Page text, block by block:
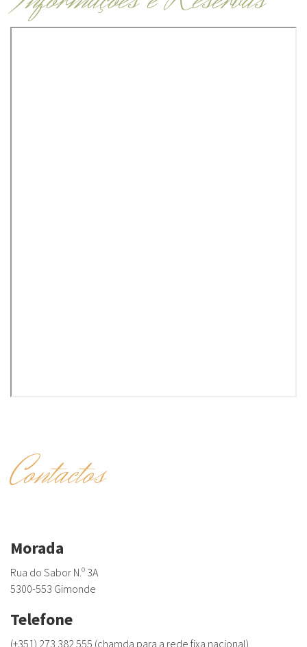
Contactos
Morada
Rua do Sabor N.º 3A
5300-553 Gimonde
Telefone
(+351) 273 382 555 (chamda para a rede fixa nacional)